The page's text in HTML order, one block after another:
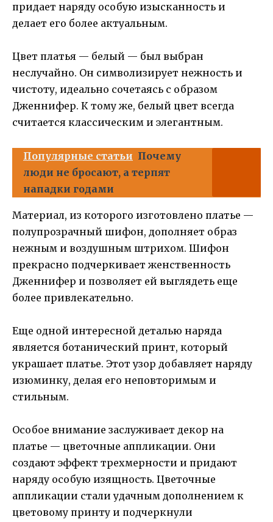
придает наряду особую изысканность и
делает его более актуальным.
Цвет платья — белый — был выбран
неслучайно. Он символизирует нежность и
чистоту, идеально сочетаясь с образом
Дженнифер. К тому же, белый цвет всегда
считается классическим и элегантным.
Популярные статьи Почему
люди не бросают, а терпят
нападки годами
Материал, из которого изготовлено платье —
полупрозрачный шифон, дополняет образ
нежным и воздушным штрихом. Шифон
прекрасно подчеркивает женственность
Дженнифер и позволяет ей выглядеть еще
более привлекательно.
Еще одной интересной деталью наряда
является ботанический принт, который
украшает платье. Этот узор добавляет наряду
изюминку, делая его неповторимым и
стильным.
Особое внимание заслуживает декор на
платье — цветочные аппликации. Они
создают эффект трехмерности и придают
наряду особую изящность. Цветочные
аппликации стали удачным дополнением к
цветовому принту и подчеркнули